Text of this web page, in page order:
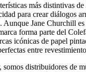
más distintivas
para crear diálogos
Aunque Jane Churchill
forma parte del
icónicas de papel
entre
somos distribuidores de